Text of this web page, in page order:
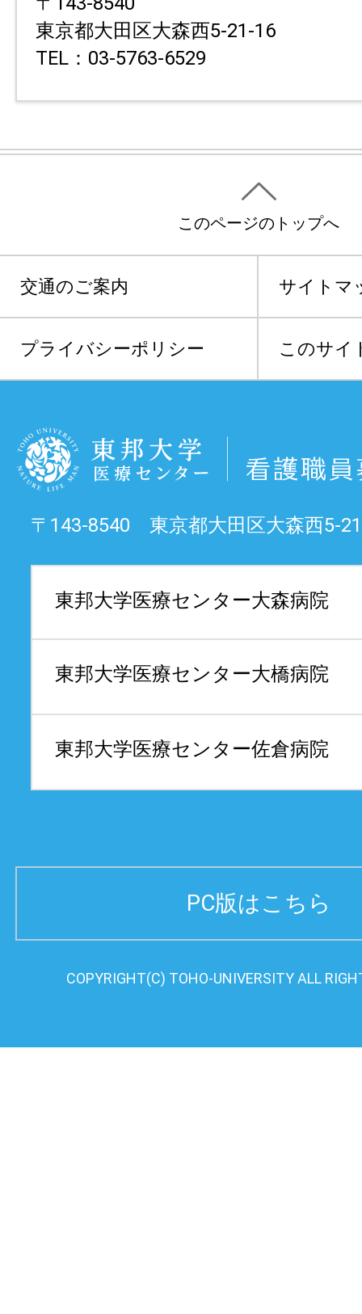
東京都大田区大森西5-21-16
TEL：03-5763-6529
このページのトップへ
交通のご案内 サイトマ
プライバシーポリシー このサイ
〒143-8540 東京都大田区大森西5-
東邦大学医療センター大森病院
東邦大学医療センター大橋病院
東邦大学医療センター佐倉病院
PC版はこちら
COPYRIGHT(C) TOHO-UNIVERSITY ALL